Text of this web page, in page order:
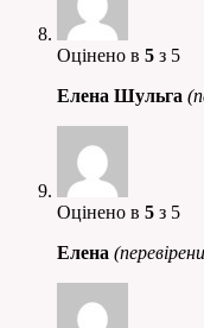
Оцінено в 5 з 5
Елена Шульга
Оцінено в 5 з 5
Елена